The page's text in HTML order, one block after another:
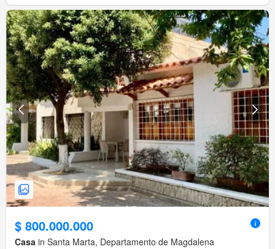
$ 800.000.000
Casa in Santa Marta, Departamento de Magdalena